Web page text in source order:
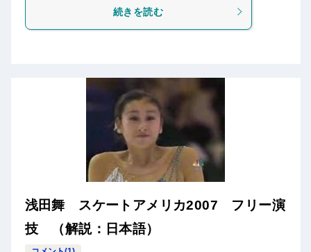
続きを読む
浅田舞 スケートアメリカ2007 フリー演
技 （解説：日本語）